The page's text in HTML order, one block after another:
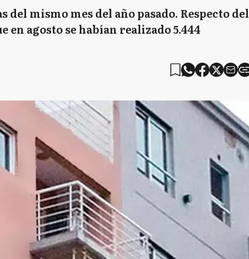
mismo mes del año pasado. Respecto del
agosto se habían realizado 5.444